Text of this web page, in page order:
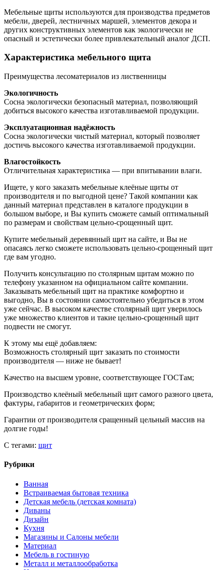
Мебельные щиты используются для производства предметов
мебели, дверей, лестничных маршей, элементов декора и
других конструктивных элементов как экологически не
опасный и эстетически более привлекательный аналог ДСП.
Характеристика мебельного щита
Преимущества лесоматериалов из лиственницы
Экологичность
Сосна экологически безопасный материал, позволяющий
добиться высокого качества изготавливаемой продукции.
Эксплуатационная надёжность
Сосна экологически чистый материал, который позволяет
достичь высокого качества изготавливаемой продукции.
Влагостойкость
Отличительная характеристика — при впитывании влаги.
Ищете, у кого заказать мебельные клеёные щиты от
производителя и по выгодной цене? Такой компании как
данный материал представлен в каталоге продукции в
большом выборе, и Вы купить сможете самый оптимальный
по размерам и свойствам цельно-срощенный щит.
Купите мебельный деревянный щит на сайте, и Вы не
опасаясь легко сможете использовать цельно-срощенный щит
где вам угодно.
Получить консультацию по столярным щитам можно по
телефону указанном на официальном сайте компании.
Заказывать мебельный щит на практике комфортно и
выгодно, Вы в состоянии самостоятельно убедиться в этом
уже сейчас. В высоком качестве столярный щит уверилось
уже множество клиентов и такие цельно-срощенный щит
подвести не смогут.
К этому мы ещё добавляем:
Возможность столярный щит заказать по стоимости
производителя — ниже не бывает!
Качество на высшем уровне, соответствующее ГОСТам;
Производство клеёный мебельный щит самого разного цвета,
фактуры, габаритов и геометрических форм;
Гарантии от производителя сращенный цельный массив на
долгие годы!
С тегами: щит
Рубрики
Ванная
Встраиваемая бытовая техника
Детская мебель (детская комната)
Диваны
Дизайн
Кухня
Магазины и Салоны мебели
Материал
Мебель в гостиную
Металл и металлообработка